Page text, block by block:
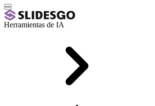
Herramientas de IA